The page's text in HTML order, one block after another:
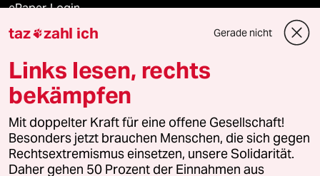
ePaper Login
Downloads für Abonnierende
© 2026 taz Verlags und Vertriebs GmbH
Alle Rechte vorbehalten. Bei rechtlichen Fragen oder für Genehmigungen
wenden Sie sich bitte an
lizenzen@taz.de
taz zahl ich Gerade nicht
Links lesen, rechts
bekämpfen
Mit doppelter Kraft für eine offene Gesellschaft!
Besonders jetzt brauchen Menschen, die sich gegen
Rechtsextremismus einsetzen, unsere Solidarität.
Daher gehen 50 Prozent der Einnahmen aus